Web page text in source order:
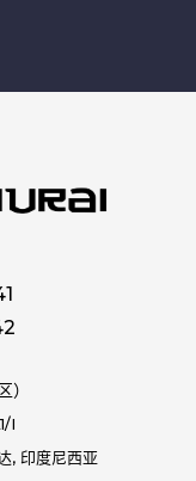
I
, 印度尼西亚